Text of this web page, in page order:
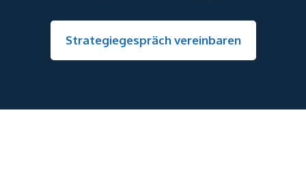
Strategiegespräch vereinbaren